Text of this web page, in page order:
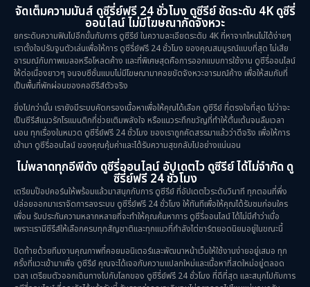
จัดเต็มความมันส์ ดูซีรี่ย์ฟรี 24 ชั่วโมง ดูซีรีย์ ชัดระดับ 4K ดูซีรี่
ออนไลน์ ไม่มีโฆษณากัดจังหวะ
ยกระดับความฟินไปอีกขั้นกับการ ดูซีรีย์ ในความละเอียดระดับ 4K ที่หาจากไหนไม่ได้ง่ายๆ
เราตั้งใจปรับจูนตัวเล่นเพื่อให้การ ดูซีรี่ย์ฟรี 24 ชั่วโมง ของคุณสมบูรณ์แบบที่สุด ไม่เสีย
อารมณ์กับภาพเบลอหรือโหลดค้าง และที่พิเศษสุดคือการออกแบบการใช้งาน ดูซีรี่ออนไลน์
ให้ต่อเนื่องยาวๆ จนจบซีซั่นแบบไม่มีโฆษณามาคอยขัดจังหวะอารมณ์ค้าง เพื่อให้สมกับที่
เป็นพื้นที่พักผ่อนของคอซีรีส์ตัวจริง
ยิ่งไปกว่านั้น เรายังมีระบบคัดกรองเนื้อหาเพื่อให้คุณได้เลือก ดูซีรีย์ ที่ตรงใจที่สุด ไม่ว่าจะ
เป็นซีรีส์แนวรักโรแมนติกที่ช่วยเติมพลังใจ หรือแนวระทึกขวัญที่ทำให้ตื่นเต้นจนลืมเวลา
นอน ทุกเรื่องในหมวด ดูซีรี่ย์ฟรี 24 ชั่วโมง ของเราถูกคัดสรรมาแล้วว่าดีจริง เพื่อให้การ
เข้ามา ดูซีรี่ออนไลน์ ของคุณคุ้มค่าและได้รับความสุขกลับไปอย่างแน่นอน
ไม่พลาดทุกอีพีดัง ดูซีรี่ออนไลน์ อัปเดตไว ดูซีรีย์ ได้ไม่จำกัด ดู
ซีรี่ย์ฟรี 24 ชั่วโมง
เตรียมป๊อปคอร์นให้พร้อมแล้วมาสนุกกับการ ดูซีรีย์ ที่อัปเดตไวระดับวินาที ทุกตอนที่พึ่ง
ปล่อยออกมาเราจัดการลงระบบ ดูซีรี่ย์ฟรี 24 ชั่วโมง ให้ทันทีเพื่อให้คุณได้รับชมก่อนใคร
เพื่อน รับประกันความหลากหลายที่จะทำให้คุณค้นหาการ ดูซีรี่ออนไลน์ ได้ไม่มีคำว่าเบื่อ
เพราะเรามีซีรีส์ให้เลือกครบทุกสัญชาติและทุกแนวที่กำลังไต่ชาร์ตยอดนิยมอยู่ในขณะนี้
ปิดท้ายด้วยทีมงานคุณภาพที่คอยมอนิเตอร์และพัฒนาหน้าเว็บให้ใช้งานง่ายอยู่เสมอ ทุก
ครั้งที่แวะเข้ามาเพื่อ ดูซีรีย์ คุณจะได้เจอกับความแปลกใหม่และเนื้อหาที่สดใหม่อยู่ตลอด
เวลา เตรียมตัวออกเดินทางไปกับโลกของ ดูซีรี่ย์ฟรี 24 ชั่วโมง ที่ดีที่สุด และสนุกไปกับการ